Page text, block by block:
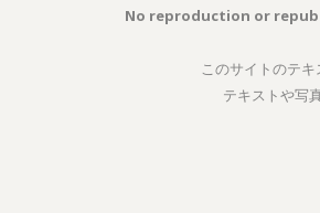
No reproduction or
このサイトのテ
テキストや写